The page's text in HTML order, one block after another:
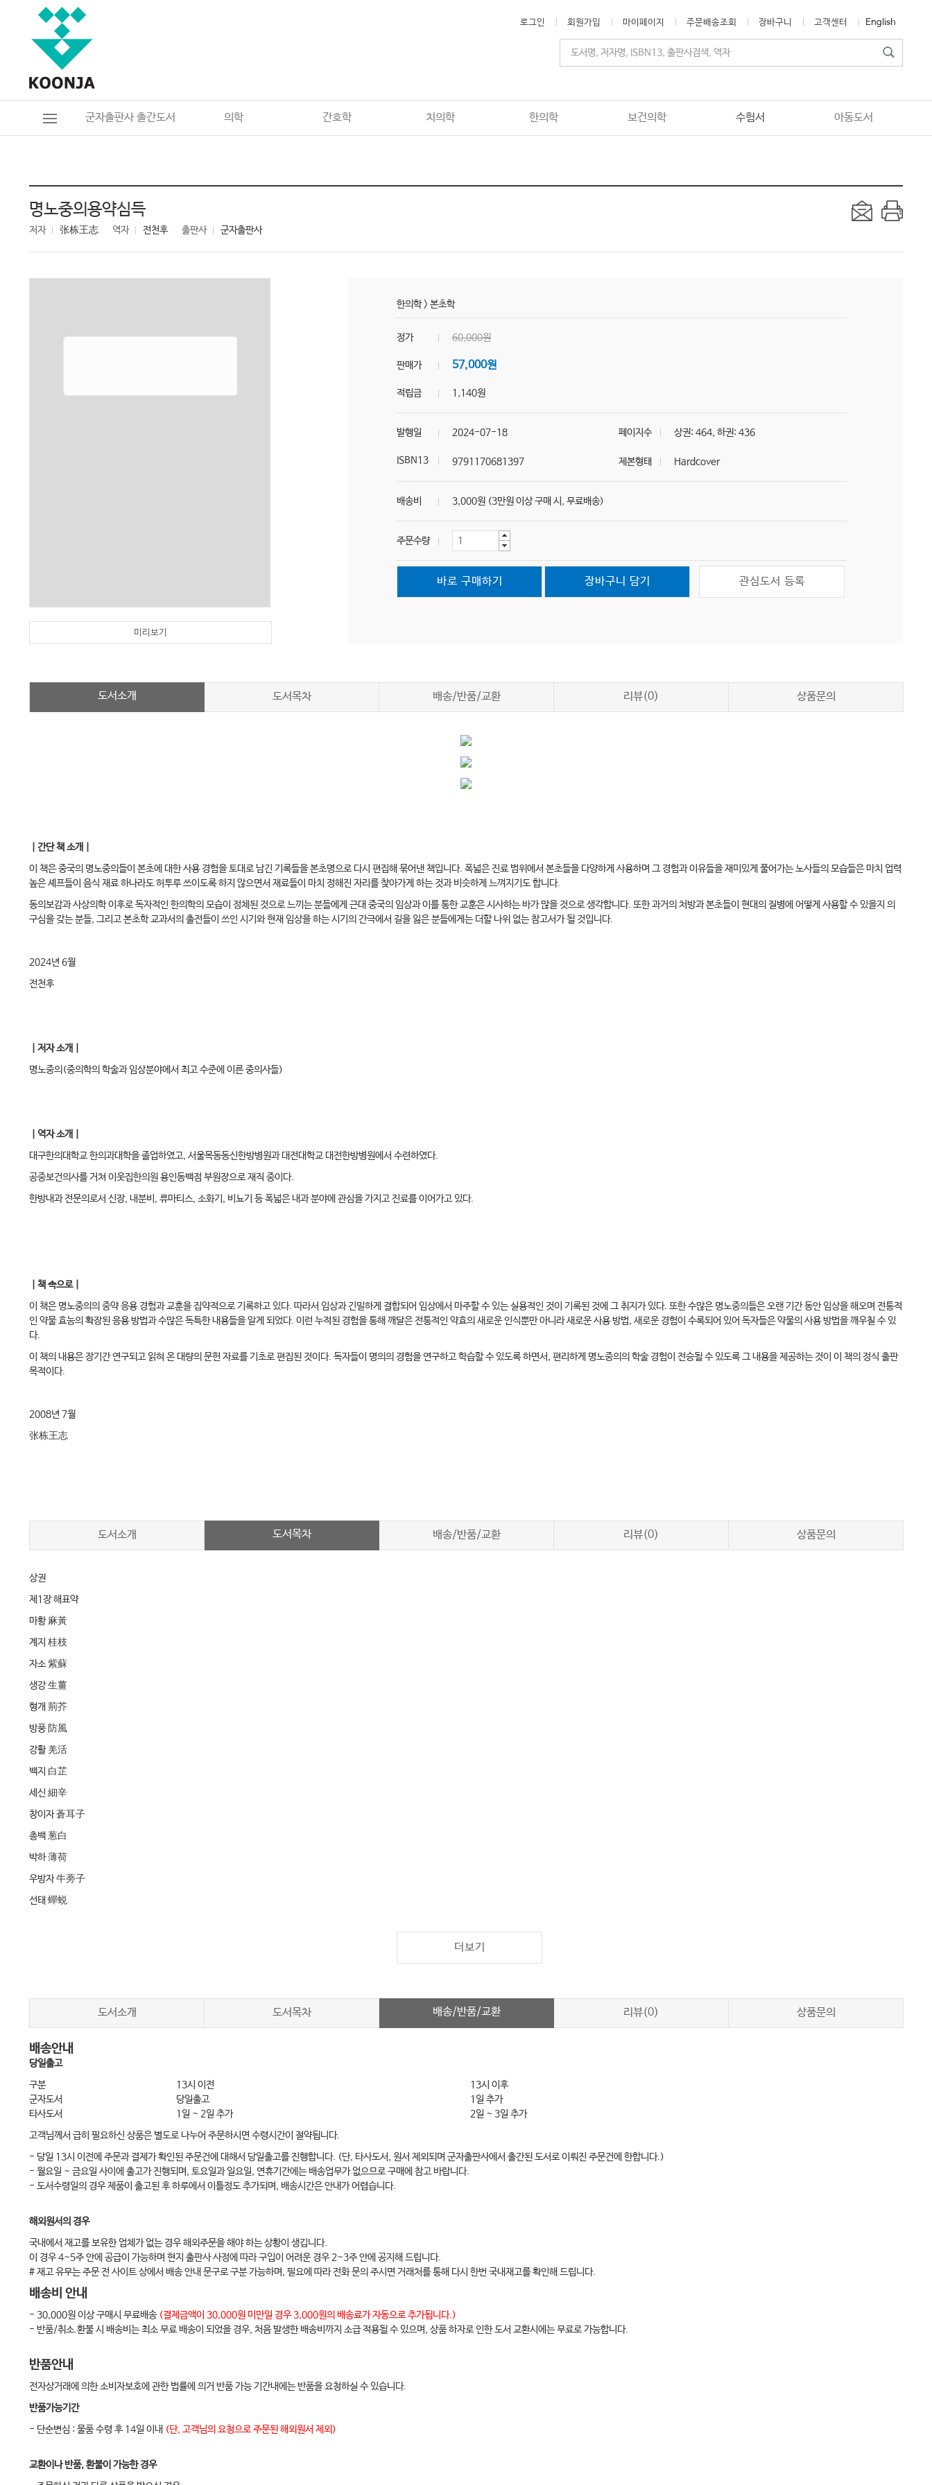
로그인 회원가입 마이페이지 주문배송조회 장바구니 고객센터 English
군자출판사 출간도서 의학 간호학 치의학 한의학 보건의학 수험서 아동도서
명노중의용약심득
저자 张栋王志 역자 전천후 출판사 군자출판사
미리보기
한의학> 본초학
정가 60,000원
판매가 57,000원
적립금 1,140원
발행일 2024-07-18 페이지수 상권: 464, 하권: 436
ISBN13 9791170681397 제본형태 Hardcover
배송비 3,000원 (3만원 이상 구매 시, 무료배송)
주문수량
바로 구매하기 장바구니 담기 관심도서 등록
도서소개 도서목차 배송/반품/교환 리뷰(0) 상품문의
｜간단 책 소개｜
이 책은 중국의 명노중의들이 본초에 대한 사용 경험을 토대로 남긴 기록들을 본초명으로 다시 편집해 묶어낸 책입니다. 폭넓은 진료 범위에서 본초들을 다양하게 사용하며 그 경험과 이유들을 재미있게 풀어가는 노사들의 모습들은 마치 업력
높은 셰프들이 음식 재료 하나라도 허투루 쓰이도록 하지 않으면서 재료들이 마치 정해진 자리를 찾아가게 하는 것과 비슷하게 느껴지기도 합니다.
동의보감과 사상의학 이후로 독자적인 한의학의 모습이 정체된 것으로 느끼는 분들에게 근대 중국의 임상과 이를 통한 교훈은 시사하는 바가 많을 것으로 생각합니다. 또한 과거의 처방과 본초들이 현대의 질병에 어떻게 사용할 수 있을지 의
구심을 갖는 분들, 그리고 본초학 교과서의 출전들이 쓰인 시기와 현재 임상을 하는 시기의 간극에서 길을 잃은 분들에게는 더할 나위 없는 참고서가 될 것입니다.
2024년 6월
전천후
｜저자 소개｜
명노중의(중의학의 학술과 임상분야에서 최고 수준에 이른 중의사들)
｜역자 소개｜
대구한의대학교 한의과대학을 졸업하였고, 서울목동동신한방병원과 대전대학교 대전한방병원에서 수련하였다.
공중보건의사를 거쳐 이웃집한의원 용인동백점 부원장으로 재직 중이다.
한방내과 전문의로서 신장, 내분비, 류마티스, 소화기, 비뇨기 등 폭넓은 내과 분야에 관심을 가지고 진료를 이어가고 있다.
｜책 속으로｜
이 책은 명노중의의 중약 응용 경험과 교훈을 집약적으로 기록하고 있다. 따라서 임상과 긴밀하게 결합되어 임상에서 마주할 수 있는 실용적인 것이 기록된 것에 그 취지가 있다. 또한 수많은 명노중의들은 오랜 기간 동안 임상을 해오며 전통적
인 약물 효능의 확장된 응용 방법과 수많은 독특한 내용들을 알게 되었다. 이런 누적된 경험을 통해 깨달은 전통적인 약효의 새로운 인식뿐만 아니라 새로운 사용 방법, 새로운 경험이 수록되어 있어 독자들은 약물의 사용 방법을 깨우칠 수 있
다.
이 책의 내용은 장기간 연구되고 읽혀 온 대량의 문헌 자료를 기초로 편집된 것이다. 독자들이 명의의 경험을 연구하고 학습할 수 있도록 하면서, 편리하게 명노중의의 학술 경험이 전승될 수 있도록 그 내용을 제공하는 것이 이 책의 정식 출판
목적이다.
2008년 7월
张栋王志
도서소개 도서목차 배송/반품/교환 리뷰(0) 상품문의
상권
제1장 해표약
마황 麻黃
계지 桂枝
자소 紫蘇
생강 生薑
형개 荊芥
방풍 防風
강활 羌活
백지 白芷
세신 細辛
창이자 蒼耳子
총백 葱白
박하 薄荷
우방자 牛蒡子
선태 蟬蜕
목적 木賊
석고 石膏
지모 知母
압척초 鴨跖草
치자 梔子
하고초 夏枯草
곡정초 穀精草
황금 黃芩
황련 黃連
용담 龍膽
고삼 苦蔘
금은화 金銀花
판람근 板藍根
어성초 魚腥草
패장초 敗醬草
더보기
도서소개 도서목차 배송/반품/교환 리뷰(0) 상품문의
배송안내
당일출고
구분
13시 이전
13시 이후
군자도서
당일출고
1일 추가
타사도서
1일 ~ 2일 추가
2일 ~ 3일 추가
고객님께서 급히 필요하신 상품은 별도로 나누어 주문하시면 수령시간이 절약됩니다.
- 당일 13시 이전에 주문과 결제가 확인된 주문건에 대해서 당일출고를 진행합니다. (단, 타사도서, 원서 제외되며 군자출판사에서 출간된 도서로 이뤄진 주문건에 한합니다.)
- 월요일 ~ 금요일 사이에 출고가 진행되며, 토요일과 일요일, 연휴기간에는 배송업무가 없으므로 구매에 참고 바랍니다.
- 도서수령일의 경우 제품이 출고된 후 하루에서 이틀정도 추가되며, 배송시간은 안내가 어렵습니다.
해외원서의 경우
국내에서 재고를 보유한 업체가 없는 경우 해외주문을 해야 하는 상황이 생깁니다.
이 경우 4~5주 안에 공급이 가능하며 현지 출판사 사정에 따라 구입이 어려운 경우 2~3주 안에 공지해 드립니다.
# 재고 유무는 주문 전 사이트 상에서 배송 안내 문구로 구분 가능하며, 필요에 따라 전화 문의 주시면 거래처를 통해 다시 한번 국내재고를 확인해 드립니다.
배송비 안내
- 30,000원 이상 구매시 무료배송 (결제금액이 30,000원 미만일 경우 3,000원의 배송료가 자동으로 추가됩니다.)
- 반품/취소.환불 시 배송비는 최소 무료 배송이 되었을 경우, 처음 발생한 배송비까지 소급 적용될 수 있으며, 상품 하자로 인한 도서 교환시에는 무료로 가능합니다.
반품안내
전자상거래에 의한 소비자보호에 관한 법률에 의거 반품 가능 기간내에는 반품을 요청하실 수 있습니다.
반품가능기간
- 단순변심 : 물품 수령 후 14일 이내 (단, 고객님의 요청으로 주문된 해외원서 제외)
교환이나 반품, 환불이 가능한 경우